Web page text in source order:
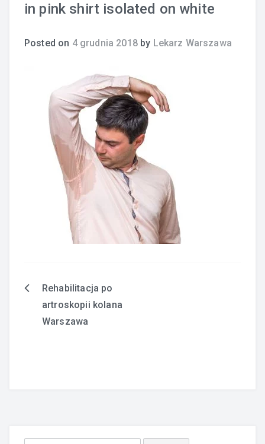
in pink shirt isolated on white
Posted on 4 grudnia 2018by Lekarz Warszawa
Nawigacja
wpisu
Rehabilitacja po
artroskopii kolana
Warszawa